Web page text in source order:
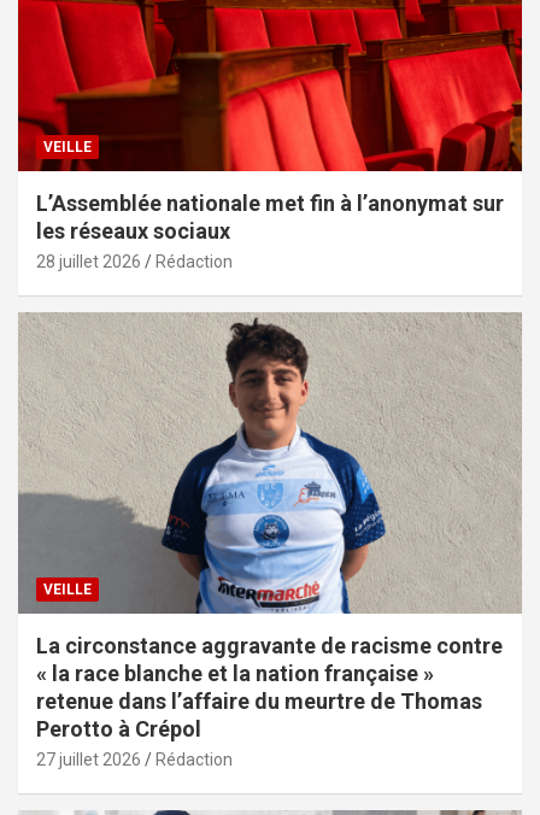
VEILLE
L’Assemblée nationale met fin à l’anonymat sur
les réseaux sociaux
28 juillet 2026 Rédaction
VEILLE
La circonstance aggravante de racisme contre
« la race blanche et la nation française »
retenue dans l’affaire du meurtre de Thomas
Perotto à Crépol
27 juillet 2026 Rédaction